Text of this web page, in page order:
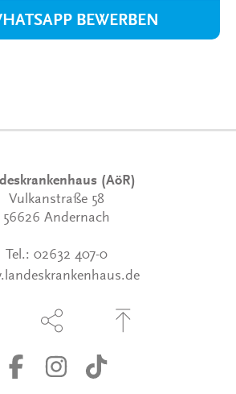
BEWERBEN
(AöR)
Vulkanstraße 58
56626 Andernach
Tel.: 02632 407-0